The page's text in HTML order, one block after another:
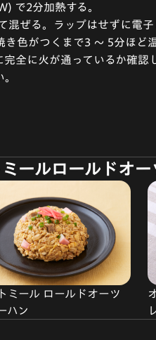
で2分加熱する。
混ぜる。ラップはせずに電
き色がつくまで3 〜 5分ほど
全に火が通っているか確認
ールロールドオ
ミール ロールドオーツ
ハン